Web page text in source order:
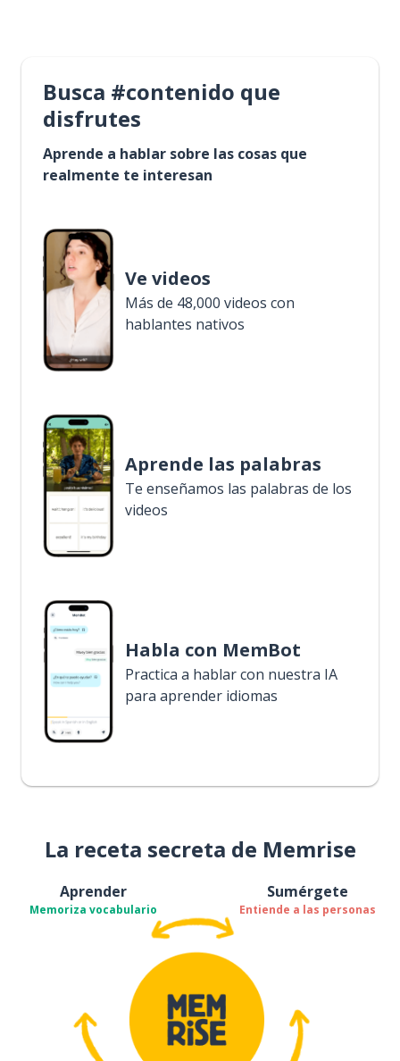
Busca #contenido que
disfrutes
Aprende a hablar sobre las cosas que
realmente te interesan
Ve videos
Más de 48,000 videos con
hablantes nativos
Aprende las palabras
Te enseñamos las palabras de los
videos
Habla con MemBot
Practica a hablar con nuestra IA
para aprender idiomas
La receta secreta de Memrise
Aprender
Memoriza vocabulario
Sumérgete
Entiende a las personas